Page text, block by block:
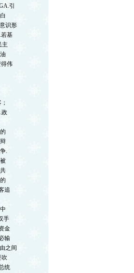
引
识形
基
主
伟
政
.
追
手
金
输
之间
吹
统